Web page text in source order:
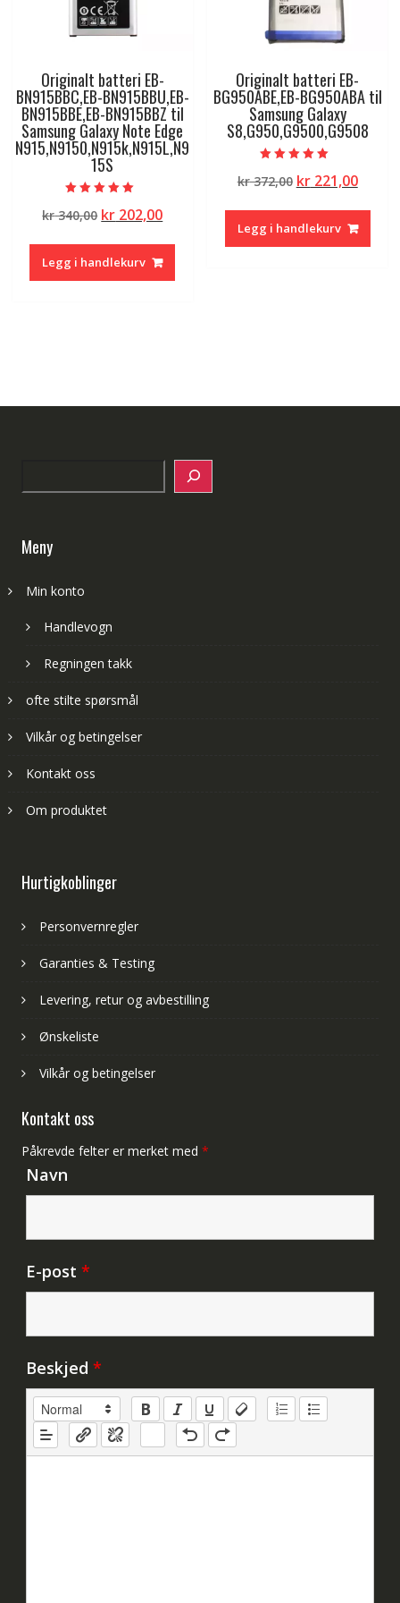
Originalt batteri EB-
BN915BBC,EB-BN915BBU,EB-
BN915BBE,EB-BN915BBZ til
Samsung Galaxy Note Edge
N915,N9150,N915k,N915L,N9
15S
5.00
av 5
kr340,00 Opprinnelig
var:
kr 340,00.
kr 202,00Nåværende
kr 202,00.
Legg i handlekurv
Originalt batteri EB-
BG950ABE,EB-BG950ABA til
Samsung Galaxy
S8,G950,G9500,G9508
5.00
av 5
kr372,00 Opprinnelig
var:
kr 372,00.
kr221,00
kr
Legg i handlekurv
Meny
Min konto
Handlevogn
Regningen takk
ofte stilte spørsmål
Vilkår og betingelser
Kontakt oss
Om produktet
Hurtigkoblinger
Personvernregler
Garanties & Testing
Levering, retur og avbestilling
Ønskeliste
Vilkår og betingelser
Kontakt oss
Påkrevde felter er merket med *
Navn
E-post *
Beskjed *